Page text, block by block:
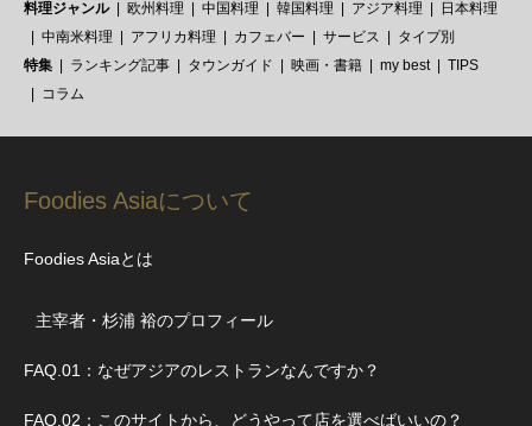
料理ジャンル 欧州料理 中国料理 韓国料理 アジア料理
日本料理
中南米料理
アフリカ料理 カフェバー サービス
タイプ別
特集
ランキング記事 タウンガイド 映画・書籍 my best
TIPS
コラム
Foodies Asiaについて
Foodies Asiaとは
主宰者・杉浦 裕のプロフィール
FAQ.01：なぜアジアのレストランなんですか？
FAQ.02：このサイトから、どうやって店を選べばいいの？